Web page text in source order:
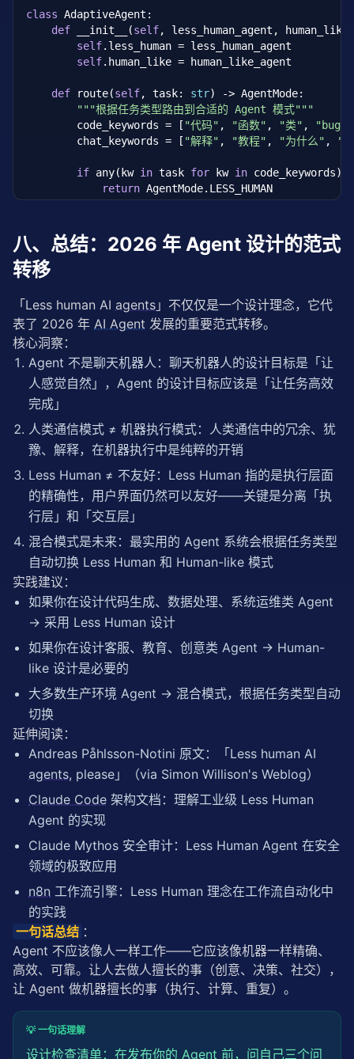
class AdaptiveAgent:
def __init__(self, less_human_agent,
self.less_human = less_human_agent
self.human_like = human_like_agent
def route(self, task: str) -> AgentMode:
"""根据任务类型路由到合适的 Agent 模式"""
        code_keywords = [
"代码" , "函数" , "类" , "bug"
        chat_keywords = [
"解释" , "教程" , "为什么" , "
if any(kw in task for kw in code_keywords):
return AgentMode.LESS_HUMAN
else
return AgentMode.HYBRID
        mode =
self.route(task)
if
mode == AgentMode.LESS_HUMAN:
return
self.less_human.execute(task)
return self.human_like.execute(task)
else
# 混合模式：先用 Less Human 执行，再用
            result =
return self.human_like.explain(result)
八、总结：2026 年 Agent 设计的范式
转移
「Less human AI agents 」不仅仅是一个设计理念，它代
表了 2026 年 AI Agent 发展的重要范式转移。
核心洞察：
Agent 不是聊天机器人：聊天机器人的设计目标是「让
人感觉自然」，Agent 的设计目标应该是「让任务高效
完成」
人类通信模式 ≠ 机器执行模式：人类通信中的冗余、犹
豫、解释，在机器执行中是纯粹的开销
Less Human ≠ 不友好：Less Human 指的是执行层面
的精确性，用户界面仍然可以友好——关键是分离「执
行层」和「交互层」
混合模式是未来：最实用的 Agent 系统会根据任务类型
自动切换 Less Human 和 Human-like 模式
实践建议：
如果你在设计代码生成、数据处理、系统运维类 Agent
→ 采用 Less Human 设计
如果你在设计客服、教育、创意类 Agent → Human-
like 设计是必要的
大多数生产环境 Agent → 混合模式，根据任务类型自动
切换
延伸阅读：
Andreas Påhlsson-Notini 原文：「Less human AI
agents, please」（via Simon Willison's Weblog）
Claude Code 架构文档：理解工业级 Less Human
Agent 的实现
Claude Mythos 安全审计：Less Human Agent 在安全
领域的极致应用
n8n 工作流引擎：Less Human 理念在工作流自动化中
的实践
一句话总结 ：
Agent 不应该像人一样工作——它应该像机器一样精确、
高效、可靠。让人去做人擅长的事（创意、决策、社交），
让 Agent 做机器擅长的事（执行、计算、重复）。
💡 一句话理解
设计检查清单：在发布你的 Agent 前，问自己三个问